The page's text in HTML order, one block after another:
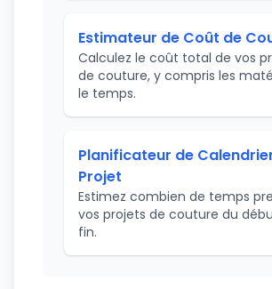
Estimateur de Coût de
Calculez le coût total de vos
de couture, y compris les
le temps.
Planificateur de
Projet
Estimez combien de temps
vos projets de couture du
fin.